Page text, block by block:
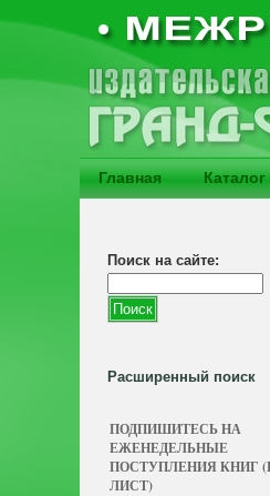
Главная Каталог
Поиск на сайте:
Расширенный поиск
ПОДПИШИТЕСЬ НА
ЕЖЕНЕДЕЛЬНЫЕ
ПОСТУПЛЕНИЯ КНИГ
ЛИСТ)